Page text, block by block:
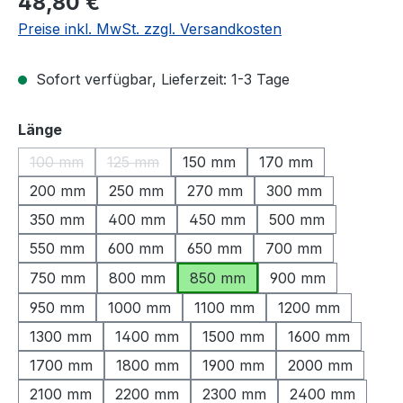
Preise inkl. MwSt. zzgl. Versandkosten
Sofort verfügbar, Lieferzeit: 1-3 Tage
Längeauswählen
100 mm
(Diese Option ist zurzeit nicht verfügbar.)
125 mm
(Diese Option ist zurzeit nicht verfügbar.)
150 mm
170 mm
200 mm
250 mm 270 mm
300 mm
350 mm
400 mm 450 mm
500 mm
550 mm
600 mm 650 mm
700 mm
750 mm
800 mm 850 mm
900 mm
950 mm
1000 mm 1100 mm
1200 mm
1300 mm
1400 mm 1500 mm
1600 mm
1700 mm
1800 mm 1900 mm
2000 mm
2100 mm
2200 mm 2300 mm
2400 mm